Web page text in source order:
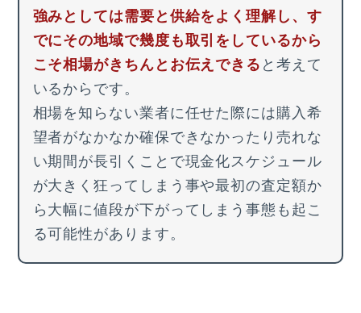
強みとしては需要と供給をよく理解し、す
でにその地域で幾度も取引をしているから
こそ相場がきちんとお伝えできる と考えて
いるからです。
相場を知らない業者に任せた際には購入希
望者がなかなか確保できなかったり売れな
い期間が長引くことで現金化スケジュール
が大きく狂ってしまう事や最初の査定額か
ら大幅に値段が下がってしまう事態も起こ
る可能性があります。